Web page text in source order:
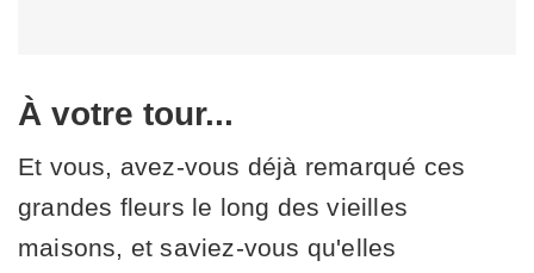
À votre tour...
Et vous, avez-vous déjà remarqué ces
grandes fleurs le long des vieilles
maisons, et saviez-vous qu'elles